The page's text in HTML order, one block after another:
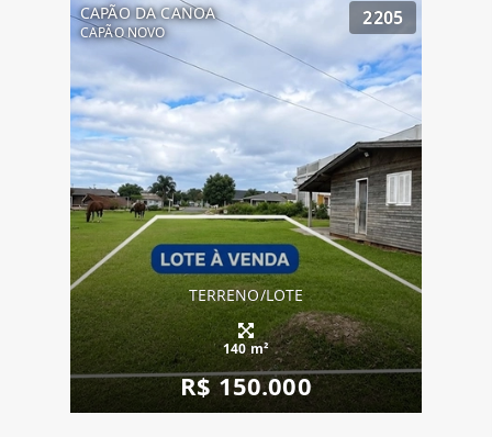
CAPÃO DA CANOA
CAPÃO NOVO
2205
TERRENO/LOTE
140 m²
R$ 150.000